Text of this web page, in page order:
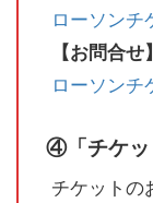
ローソンチ
【お問合せ】
ローソンチ
④「チケッ
チケットの